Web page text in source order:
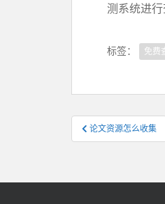
测系统进
标签： 免费
文
章
航
论文资源怎么收集